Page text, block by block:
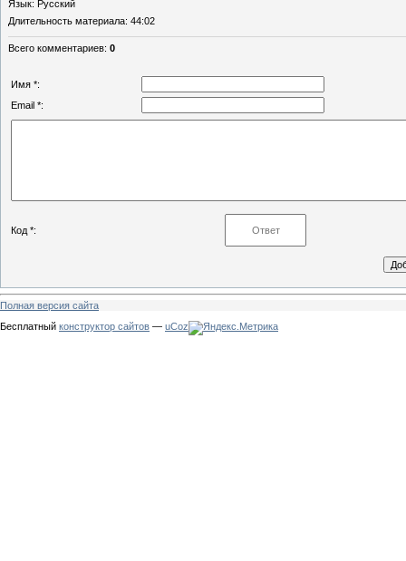
Язык: Русский
Длительность материала: 44:02
Всего комментариев: 0
Имя *:
Email *:
Код *:
Полная версия сайта
Бесплатный конструктор сайтов — uCoz